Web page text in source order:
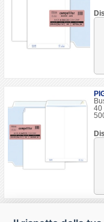
40